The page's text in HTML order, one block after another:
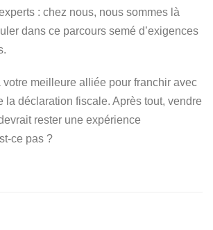
: chez nous, nous sommes là
dans ce parcours semé d’exigences
votre meilleure alliée pour franchir avec
la déclaration fiscale. Après tout, vendre
rester une expérience
ce pas ?